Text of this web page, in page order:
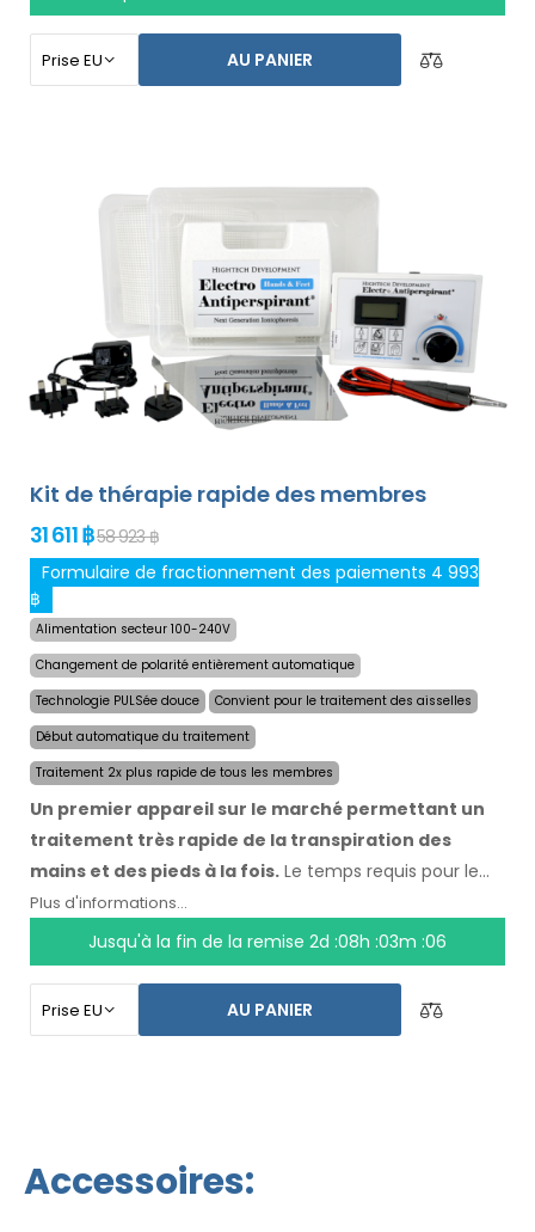
longtemps. Spécialement conçu pour le traitement des
instructions d`utilisation sont dans votre langue.
AU PANIER
Kit de thérapie rapide des membres
31 611 ฿58 923 ฿
Formulaire de fractionnement des paiements 4 993
฿
Alimentation secteur 100-240V
Changement de polarité entièrement automatique
Technologie PULSée douce
Convient pour le traitement des aisselles
Début automatique du traitement
Traitement 2x plus rapide de tous les membres
Un premier appareil sur le marché permettant un
traitement très rapide de la transpiration des
mains et des pieds à la fois. Le temps requis pour le
traitement des quatre membres a été réduit de moitié
à un maximum de 24 minutes, et la durée et la vitesse
des effets sont maintenues. Avec le système
Plus d'informations...
Jusqu'à la fin de la remise 2d :08h :03m :06
AU PANIER
Accessoires: